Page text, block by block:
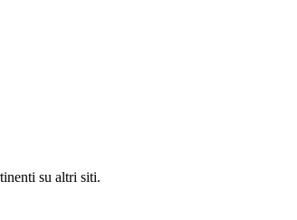
su altri siti.